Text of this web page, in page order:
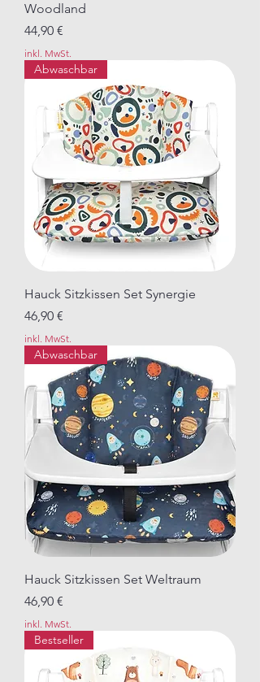
Woodland
Preis
44,90 €
inkl. MwSt.
Abwaschbar
Hauck Sitzkissen Set Synergie
Preis
46,90 €
inkl. MwSt.
Abwaschbar
Hauck Sitzkissen Set Weltraum
Preis
46,90 €
inkl. MwSt.
Bestseller